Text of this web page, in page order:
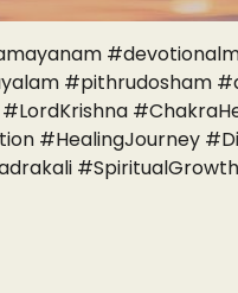
#pithrudosham
#HealingJourney